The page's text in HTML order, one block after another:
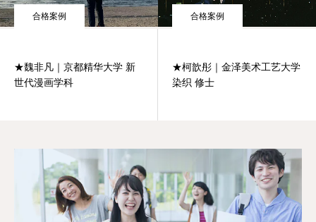
合格案例
★魏非凡｜京都精华大学 新
世代漫画学科
合格案例
★柯歆彤｜金泽美术工艺大学
染织 修士